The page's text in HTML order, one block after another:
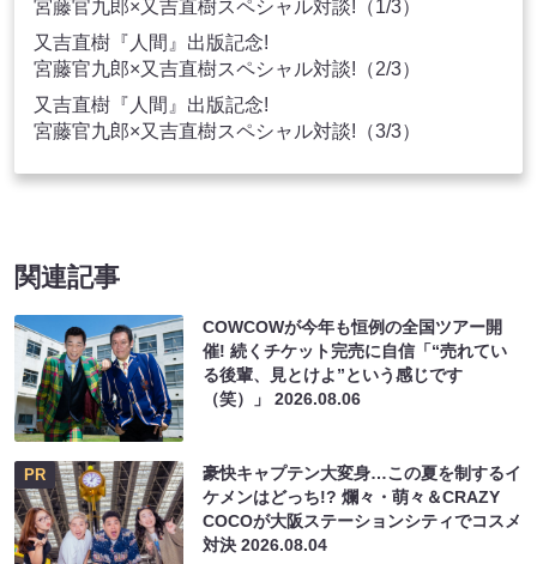
宮藤官九郎×又吉直樹スペシャル対談!（1/3）
又吉直樹『人間』出版記念!
宮藤官九郎×又吉直樹スペシャル対談!（2/3）
又吉直樹『人間』出版記念!
宮藤官九郎×又吉直樹スペシャル対談!（3/3）
関連記事
COWCOWが今年も恒例の全国ツアー開
催! 続くチケット完売に自信「“売れてい
る後輩、見とけよ”という感じです
（笑）」2026.08.06
PR
豪快キャプテン大変身…この夏を制するイ
ケメンはどっち!? 爛々・萌々＆CRAZY
COCOが大阪ステーションシティでコスメ
対決2026.08.04